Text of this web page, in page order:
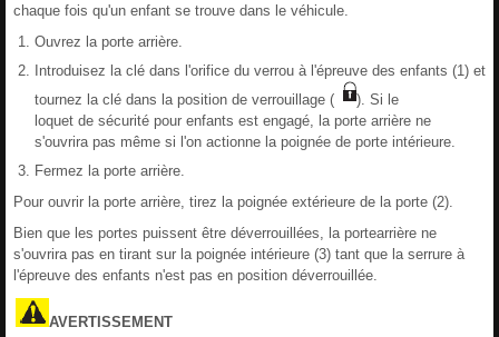
chaque fois qu'un enfant se trouve dans le véhicule.
Ouvrez la porte arrière.
Introduisez la clé dans l'orifice du verrou à l'épreuve des enfants (1) et
tournez la clé dans la position de verrouillage (
). Si le
loquet de sécurité pour enfants est engagé, la porte arrière ne
s'ouvrira pas même si l'on actionne la poignée de porte intérieure.
Fermez la porte arrière.
Pour ouvrir la porte arrière, tirez la poignée extérieure de la porte (2).
Bien que les portes puissent être déverrouillées, la portearrière ne
s'ouvrira pas en tirant sur la poignée intérieure (3) tant que la serrure à
l'épreuve des enfants n'est pas en position déverrouillée.
AVERTISSEMENT